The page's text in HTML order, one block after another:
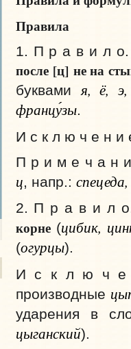
Правила
1. П р а в и л
после [ц] не на
буквами я, ё,
францу́зы.
И с к л ю ч е н и
П р и м е ч а н
ц, напр.:
2. П р а в и л
корне(цибик,
(огурцы).
И с к л ю ч
производные
ударения в
цыганский).